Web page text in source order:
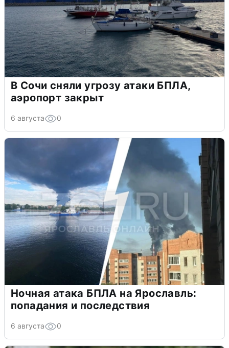
В Сочи сняли угрозу атаки БПЛА,
аэропорт закрыт
6 августа 0
Ночная атака БПЛА на Ярославль:
попадания и последствия
6 августа 0